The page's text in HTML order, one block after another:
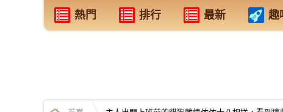
熱門 排行 最新 趣